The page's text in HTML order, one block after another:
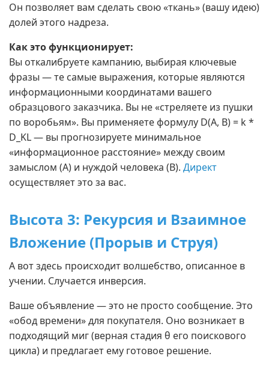
Он позволяет вам сделать свою «ткань» (вашу идею)
долей этого надреза.
Как это функционирует:
Вы откалибруете кампанию, выбирая ключевые
фразы — те самые выражения, которые являются
информационными координатами вашего
образцового заказчика. Вы не «стреляете из пушки
по воробьям». Вы применяете формулу D(A, B) = k *
D_KL — вы прогнозируете минимальное
«информационное расстояние» между своим
замыслом (А) и нуждой человека (В). Директ
осуществляет это за вас.
Высота 3: Рекурсия и Взаимное
Вложение (Прорыв и Струя)
А вот здесь происходит волшебство, описанное в
учении. Случается инверсия.
Ваше объявление — это не просто сообщение. Это
«обод времени» для покупателя. Оно возникает в
подходящий миг (верная стадия θ его поискового
цикла) и предлагает ему готовое решение.